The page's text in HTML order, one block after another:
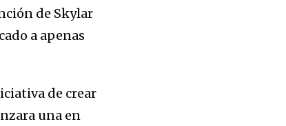
de Skylar
a apenas
de crear
una en